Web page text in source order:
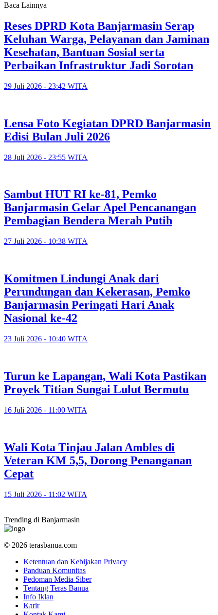
Baca Lainnya
Reses DPRD Kota Banjarmasin Serap
Keluhan Warga, Pelayanan dan Jaminan
Kesehatan, Bantuan Sosial serta
Perbaikan Infrastruktur Jadi Sorotan
29 Juli 2026 - 23:42 WITA
Lensa Foto Kegiatan DPRD Banjarmasin
Edisi Bulan Juli 2026
28 Juli 2026 - 23:55 WITA
Sambut HUT RI ke-81, Pemko
Banjarmasin Gelar Apel Pencanangan
Pembagian Bendera Merah Putih
27 Juli 2026 - 10:38 WITA
Komitmen Lindungi Anak dari
Perundungan dan Kekerasan, Pemko
Banjarmasin Peringati Hari Anak
Nasional ke-42
23 Juli 2026 - 10:40 WITA
Turun ke Lapangan, Wali Kota Pastikan
Proyek Titian Sungai Lulut Bermutu
16 Juli 2026 - 11:00 WITA
​Wali Kota Tinjau Jalan Ambles di
Veteran KM 5,5, Dorong Penanganan
Cepat
15 Juli 2026 - 11:02 WITA
Trending di Banjarmasin
© 2026 terasbanua.com
Ketentuan dan Kebijakan Privacy
Panduan Komunitas
Pedoman Media Siber
Tentang Teras Banua
Info Iklan
Karir